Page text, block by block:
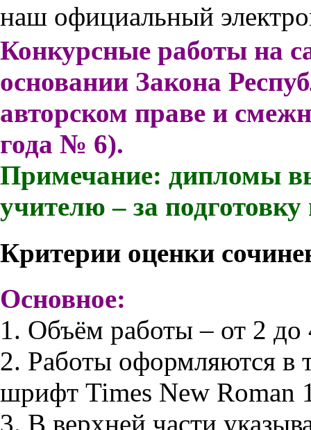
наш официальный
Конкурсные работы на
основании Закона
авторском праве и
года № 6).
Примечание: дипломы
учителю – за подготовку
Критерии оценки
Основное:
1. Объём работы – от 2
2. Работы оформляются в
шрифт Times New Roman
3. В верхней части